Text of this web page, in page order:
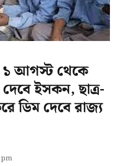
আগস্ট থেকে
ইসকন, ছাত্র-
ডিম দেবে রাজ্য
pm